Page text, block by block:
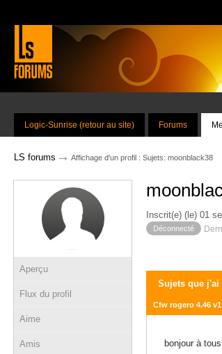
Logic-Sunrise (retour au site) Forums
LS forums → Affichage d'un profil : Sujets: moonblack38
Aperçu
Flux du profil
Aime
Amis
Inscrit(e) (le) 01
Déconnecté
Sujets que
Cfw rogero 4.46
bonjour à